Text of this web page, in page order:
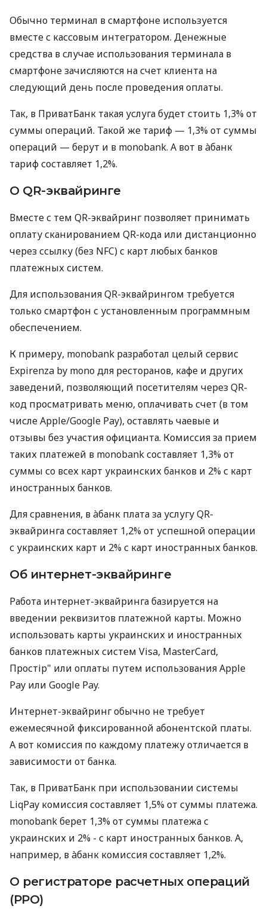
Обычно терминал в смартфоне используется
вместе с кассовым интегратором. Денежные
средства в случае использования терминала в
смартфоне зачисляются на счет клиента на
следующий день после проведения оплаты.
Так, в ПриватБанк такая услуга будет стоить 1,3% от
суммы операций. Такой же тариф — 1,3% от суммы
операций — берут и в monobank. А вот в àбанк
тариф составляет 1,2%.
О QR-эквайринге
Вместе с тем QR-эквайринг позволяет принимать
оплату сканированием QR-кода или дистанционно
через ссылку (без NFC) с карт любых банков
платежных систем.
Для использования QR-эквайрингом требуется
только смартфон с установленным программным
обеспечением.
К примеру, monobank разработал целый сервис
Expirenza by mono для ресторанов, кафе и других
заведений, позволяющий посетителям через QR-
код просматривать меню, оплачивать счет (в том
числе Apple/Google Pay), оставлять чаевые и
отзывы без участия официанта. Комиссия за прием
таких платежей в monobank составляет 1,3% от
суммы со всех карт украинских банков и 2% с карт
иностранных банков.
Для сравнения, в àбанк плата за услугу QR-
эквайринга составляет 1,2% от успешной операции
с украинских карт и 2% с карт иностранных банков.
Об интернет-эквайринге
Работа интернет-эквайринга базируется на
введении реквизитов платежной карты. Можно
использовать карты украинских и иностранных
банков платежных систем Visa, MasterCard,
Простір" или оплаты путем использования Apple
Pay или Google Pay.
Интернет-эквайринг обычно не требует
ежемесячной фиксированной абонентской платы.
А вот комиссия по каждому платежу отличается в
зависимости от банка.
Так, в ПриватБанк при использовании системы
LiqPay комиссия составляет 1,5% от суммы платежа.
monobank берет 1,3% от суммы платежа с
украинских и 2% - с карт иностранных банков. А,
например, в àбанк комиссия составляет 1,2%.
О регистраторе расчетных операций
(РРО)